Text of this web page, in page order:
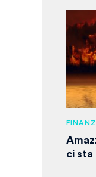
ci sta